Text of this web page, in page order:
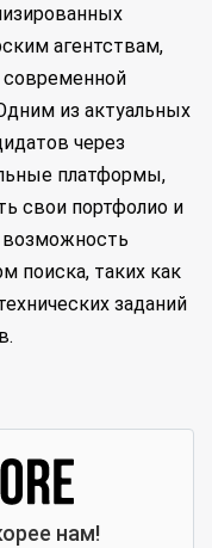
агентствам,
из актуальных
через
платформы,
свои портфолио и
поиска, таких как
заданий
нам!